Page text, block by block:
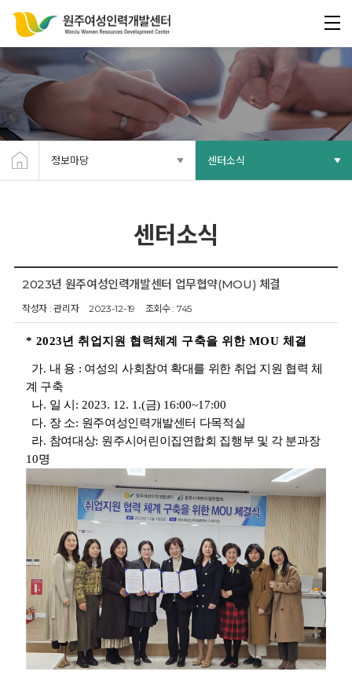
정보마당 센터소식
센터소식
2023년 원주여성인력개발센터 업무협약(MOU) 체결
작성자 : 관리자 2023-12-19 조회수 : 745
* 2023년 취업지원 협력체계 구축을 위한 MOU 체결
가. 내 용 : 여성의 사회참여 확대를 위한 취업 지원 협력 체
계 구축
나. 일 시 : 2023. 12. 1.(금) 16:00~17:00
다. 장 소: 원주여성인력개발센터 다목적실
라. 참여대상: 원주시어린이집연합회 집행부 및 각 분과장
10명